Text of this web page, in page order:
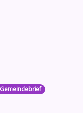
Gemeindebrief